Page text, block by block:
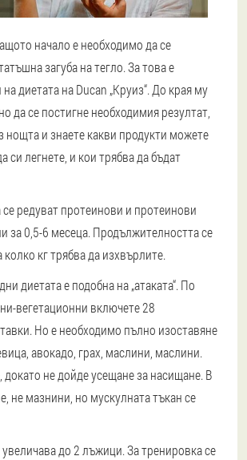
начало е необходимо да се
загуба на тегло. За това е
диетата на Ducan „Круиз“. До края му
да се постигне необходимия резултат,
нощта и знаете какви продукти можете
си легнете, и кои трябва да бъдат
редуват протеинови и протеинови
за 0,5-6 месеца. Продължителността се
колко кг трябва да изхвърлите.
диетата е подобна на „атаката“. По
вегетационни включете 28
Но е необходимо пълно изоставяне
авокадо, грах, маслини, маслини.
докато не дойде усещане за насищане. В
не мазнини, но мускулната тъкан се
до 2 лъжици. За тренировка се